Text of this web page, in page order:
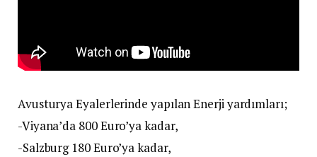
Avusturya Eyalerlerinde yapılan Enerji yardımları;
-Viyana’da 800 Euro’ya kadar,
-Salzburg 180 Euro’ya kadar,